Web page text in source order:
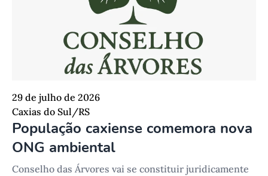
29 de julho de 2026
Caxias do Sul/RS
População caxiense comemora nova
ONG ambiental
Conselho das Árvores vai se constituir juridicamente